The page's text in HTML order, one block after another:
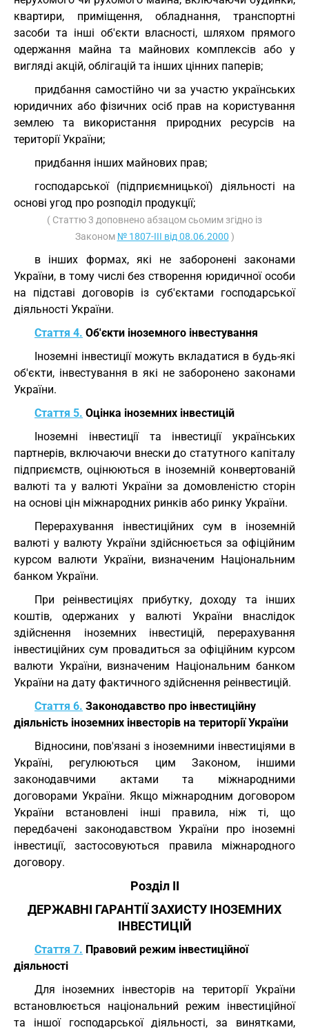
квартири, приміщення, обладнання, транспортні
засоби та інші об'єкти власності, шляхом прямого
одержання майна та майнових комплексів або у
вигляді акцій, облігацій та інших цінних паперів;
придбання самостійно чи за участю українських
юридичних або фізичних осіб прав на користування
землею та використання природних ресурсів на
території України;
придбання інших майнових прав;
господарської (підприємницької) діяльності на
основі угод про розподіл продукції;
( Статтю 3 доповнено абзацом сьомим згідно із
Законом № 1807-III від 08.06.2000 )
в інших формах, які не заборонені законами
України, в тому числі без створення юридичної особи
на підставі договорів із суб'єктами господарської
діяльності України.
Стаття 4. Об'єкти іноземного інвестування
Іноземні інвестиції можуть вкладатися в будь-які
об'єкти, інвестування в які не заборонено законами
України.
Стаття 5. Оцінка іноземних інвестицій
Іноземні інвестиції та інвестиції українських
партнерів, включаючи внески до статутного капіталу
підприємств, оцінюються в іноземній конвертованій
валюті та у валюті України за домовленістю сторін
на основі цін міжнародних ринків або ринку України.
Перерахування інвестиційних сум в іноземній
валюті у валюту України здійснюється за офіційним
курсом валюти України, визначеним Національним
банком України.
При реінвестиціях прибутку, доходу та інших
коштів, одержаних у валюті України внаслідок
здійснення іноземних інвестицій, перерахування
інвестиційних сум провадиться за офіційним курсом
валюти України, визначеним Національним банком
України на дату фактичного здійснення реінвестицій.
Стаття 6. Законодавство про інвестиційну
діяльність іноземних інвесторів на території України
Відносини, пов'язані з іноземними інвестиціями в
Україні, регулюються цим Законом, іншими
законодавчими актами та міжнародними
договорами України. Якщо міжнародним договором
України встановлені інші правила, ніж ті, що
передбачені законодавством України про іноземні
інвестиції, застосовуються правила міжнародного
договору.
Розділ II
ДЕРЖАВНІ ГАРАНТІЇ ЗАХИСТУ ІНОЗЕМНИХ
ІНВЕСТИЦІЙ
Стаття 7. Правовий режим інвестиційної
діяльності
Для іноземних інвесторів на території України
встановлюється національний режим інвестиційної
та іншої господарської діяльності, за винятками,